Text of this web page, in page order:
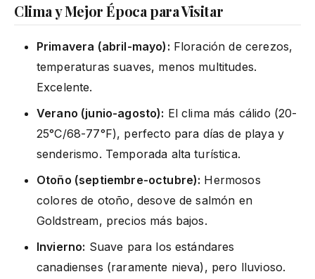
Clima y Mejor Época para Visitar
Primavera (abril-mayo): Floración de cerezos,
temperaturas suaves, menos multitudes.
Excelente.
Verano (junio-agosto): El clima más cálido (20-
25°C/68-77°F), perfecto para días de playa y
senderismo. Temporada alta turística.
Otoño (septiembre-octubre): Hermosos
colores de otoño, desove de salmón en
Goldstream, precios más bajos.
Invierno: Suave para los estándares
canadienses (raramente nieva), pero lluvioso.